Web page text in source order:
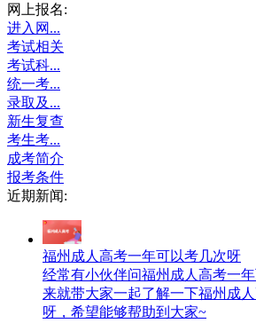
网上报名:
进入网...
考试相关
考试科...
统一考...
录取及...
新生复查
考生考...
成考简介
报考条件
近期新闻:
福州成人高考一年可以考几次呀
经常有小伙伴问福州成人高考一
来就带大家一起了解一下福州成
呀，希望能够帮助到大家~